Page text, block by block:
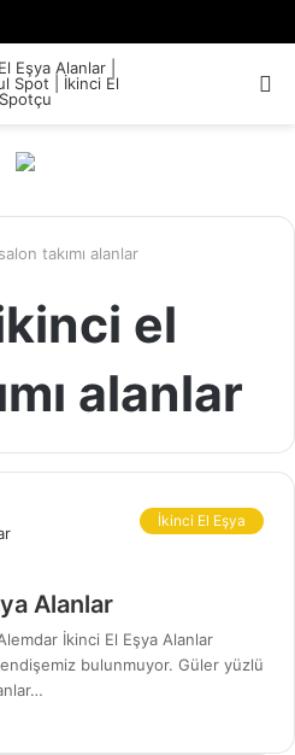
takımı alanlar
el
alanlar
İkinci El Eşya
Alanlar
İkinci El Eşya Alanlar
bulunmuyor. Güler yüzlü